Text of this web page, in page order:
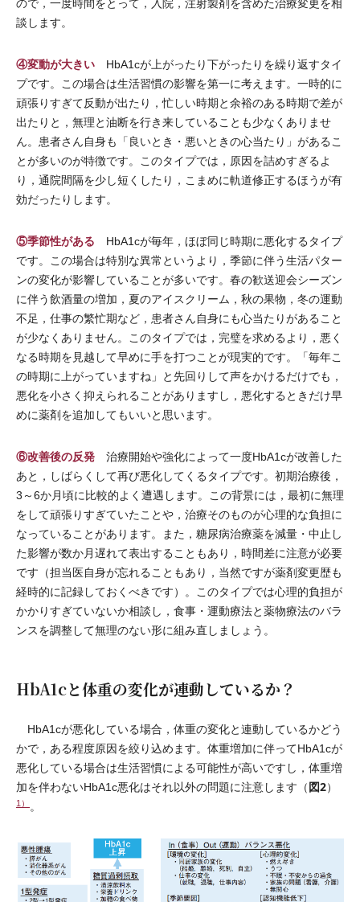
ので，一度時間をとって，入院，注射製剤を含めた治療変更を相
談します。
④変動が大きい HbA1cが上がったり下がったりを繰り返すタイ
プです。この場合は生活習慣の影響を第一に考えます。一時的に
頑張りすぎて反動が出たり，忙しい時期と余裕のある時期で差が
出たりと，無理と油断を行き来していることも少なくありませ
ん。患者さん自身も「良いとき・悪いときの心当たり」があるこ
とが多いのが特徴です。このタイプでは，原因を詰めすぎるよ
り，通院間隔を少し短くしたり，こまめに軌道修正するほうが有
効だったりします。
⑤季節性がある HbA1cが毎年，ほぼ同じ時期に悪化するタイプ
です。この場合は特別な異常というより，季節に伴う生活パター
ンの変化が影響していることが多いです。春の歓送迎会シーズン
に伴う飲酒量の増加，夏のアイスクリーム，秋の果物，冬の運動
不足，仕事の繁忙期など，患者さん自身にも心当たりがあること
が少なくありません。このタイプでは，完璧を求めるより，悪く
なる時期を見越して早めに手を打つことが現実的です。「毎年こ
の時期に上がっていますね」と先回りして声をかけるだけでも，
悪化を小さく抑えられることがありますし，悪化するときだけ早
めに薬剤を追加してもいいと思います。
⑥改善後の反発 治療開始や強化によって一度HbA1cが改善した
あと，しばらくして再び悪化してくるタイプです。初期治療後，
3～6か月頃に比較的よく遭遇します。この背景には，最初に無理
をして頑張りすぎていたことや，治療そのものが心理的な負担に
なっていることがあります。また，糖尿病治療薬を減量・中止し
た影響が数か月遅れて表出することもあり，時間差に注意が必要
です（担当医自身が忘れることもあり，当然ですが薬剤変更歴も
経時的に記録しておくべきです）。このタイプでは心理的負担が
かかりすぎていないか相談し，食事・運動療法と薬物療法のバラ
ンスを調整して無理のない形に組み直しましょう。
HbA1cと体重の変化が連動しているか？
HbA1cが悪化している場合，体重の変化と連動しているかどう
かで，ある程度原因を絞り込めます。体重増加に伴ってHbA1cが
悪化している場合は生活習慣による可能性が高いですし，体重増
加を伴わないHbA1c悪化はそれ以外の問題に注意します（図2）
1） 。